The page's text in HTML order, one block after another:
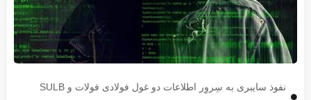
نفوذ سایبری به سِروِر اطلاعات دو غول فولادی فولات و SULB